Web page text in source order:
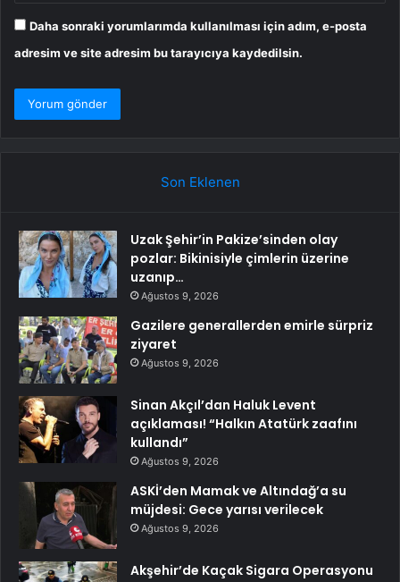
Daha sonraki yorumlarımda kullanılması için adım, e-posta
adresim ve site adresim bu tarayıcıya kaydedilsin.
Son Eklenen
Uzak Şehir’in Pakize’sinden olay
pozlar: Bikinisiyle çimlerin üzerine
uzanıp…
Ağustos 9, 2026
Gazilere generallerden emirle sürpriz
ziyaret
Ağustos 9, 2026
Sinan Akçıl’dan Haluk Levent
açıklaması! “Halkın Atatürk zaafını
kullandı”
Ağustos 9, 2026
ASKİ’den Mamak ve Altındağ’a su
müjdesi: Gece yarısı verilecek
Ağustos 9, 2026
Akşehir’de Kaçak Sigara Operasyonu